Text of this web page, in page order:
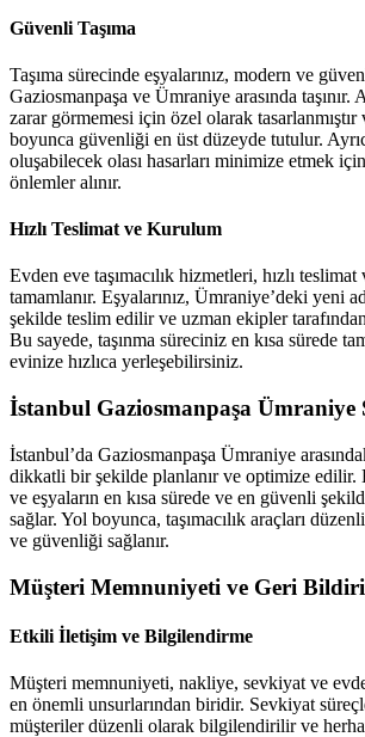
Güvenli Taşıma
Taşıma sürecinde eşyalarınız, modern ve
Gaziosmanpaşa ve Ümraniye arasında taşınır.
zarar görmemesi için özel olarak tasarlanmıştır
boyunca güvenliği en üst düzeyde tutulur.
oluşabilecek olası hasarları minimize etmek
önlemler alınır.
Hızlı Teslimat ve Kurulum
Evden eve taşımacılık hizmetleri, hızlı
tamamlanır. Eşyalarınız, Ümraniye’deki yeni
şekilde teslim edilir ve uzman ekipler
Bu sayede, taşınma süreciniz en kısa sürede
evinize hızlıca yerleşebilirsiniz.
İstanbul Gaziosmanpaşa Ümraniye
İstanbul’da Gaziosmanpaşa Ümraniye
dikkatli bir şekilde planlanır ve optimize edilir.
ve eşyaların en kısa sürede ve en güvenli
sağlar. Yol boyunca, taşımacılık araçları
ve güvenliği sağlanır.
Müşteri Memnuniyeti ve Geri
Etkili İletişim ve Bilgilendirme
Müşteri memnuniyeti, nakliye, sevkiyat ve
en önemli unsurlarından biridir. Sevkiyat
müşteriler düzenli olarak bilgilendirilir ve